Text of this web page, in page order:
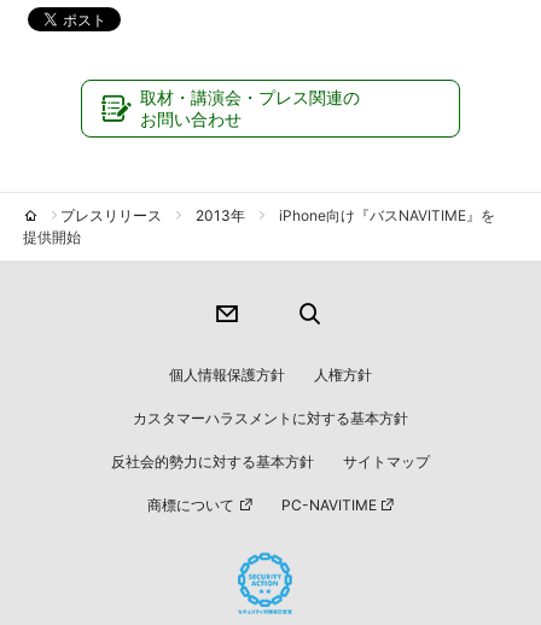
取材・講演会・プレス関連の
お問い合わせ
プレスリリース 2013年
iPhone向け『バスNAVITIME』を
提供開始
個人情報保護方針 人権方針
カスタマーハラスメントに対する基本方針
反社会的勢力に対する基本方針 サイトマップ
商標について PC-NAVITIME